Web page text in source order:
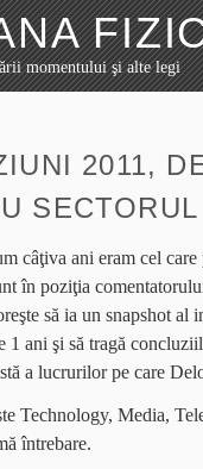
momentului şi alte legi
2011,
câţiva ani eram cel
în poziţia
să ia un snapshot al
1 ani şi să tragă
a lucrurilor pe care
Technology, Media,
întrebare.